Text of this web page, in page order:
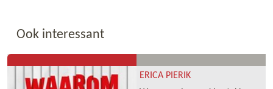
Ook interessant
ERICA PIERIK